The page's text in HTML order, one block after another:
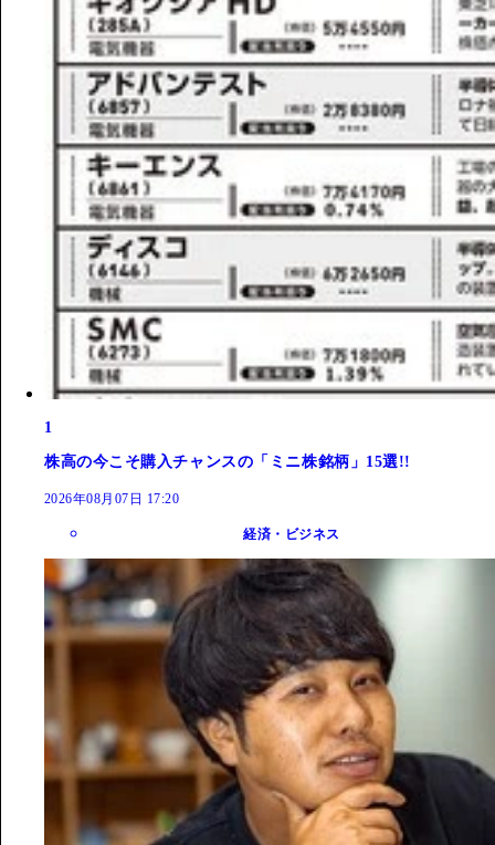
1
株高の今こそ購入チャンスの「ミニ株銘柄」15選!!
2026年08月07日 17:20
経済・ビジネス